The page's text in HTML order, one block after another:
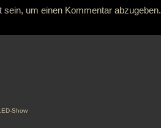
sein, um einen Kommentar abzugeben.
Show